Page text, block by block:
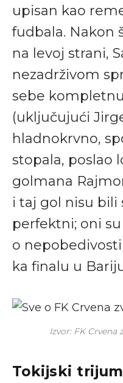
upisan kao
fudbala. Nakon
na levoj strani,
nezadrživom
sebe
(uključujući
hladnokrvno,
stopala, poslao
golmana
i taj gol nisu bili
perfektni; oni
o
ka finalu u
Izvor: FK Crvena
Tokijski